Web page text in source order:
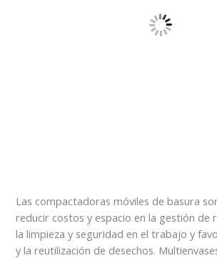
Las compactadoras móviles de basura
reducir costos y espacio en la gestión de
la limpieza y seguridad en el trabajo y
y la reutilización de desechos.